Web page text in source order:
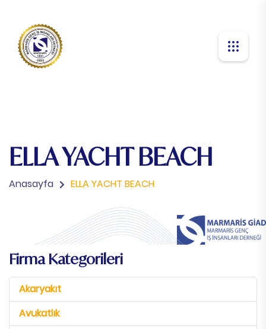
ELLA YACHT BEACH
Anasayfa ELLA YACHT BEACH
Firma Kategorileri
Akaryakıt
Avukatlık